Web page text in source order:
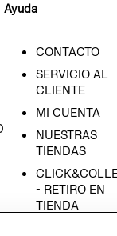
Ayuda
CONTACTO
SERVICIO AL
CLIENTE
MI CUENTA
NUESTRAS
TIENDAS
- RETIRO EN
TIENDA